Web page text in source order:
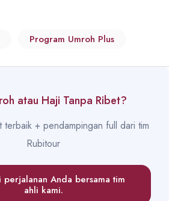
Program Umroh Plus
atau Haji Tanpa Ribet?
terbaik + pendampingan full dari tim
Rubitour
perjalanan Anda bersama tim
ahli kami.